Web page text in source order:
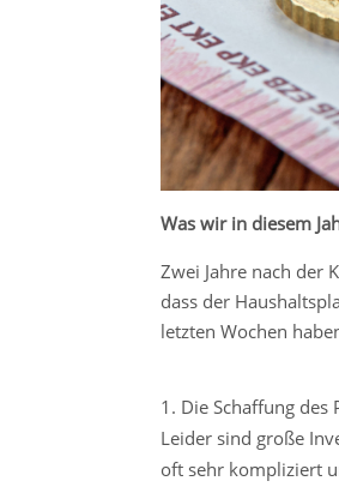
Was wir in diesem
Zwei Jahre nach der
dass der
letzten Wochen
Die Schaffung des
Leider sind große
oft sehr kompliziert